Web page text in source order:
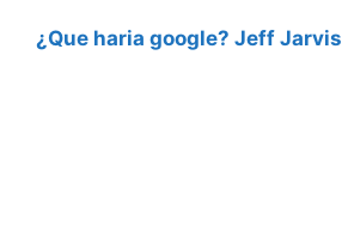
¿Que haria google? Jeff Jarvis